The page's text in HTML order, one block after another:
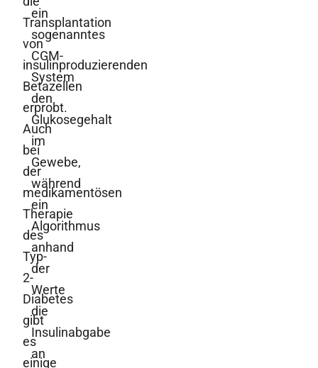
Transplantation
von
insulinproduzierenden
Betazellen
erprobt.
Auch
bei
der
medikamentösen
Therapie
des
Typ-
2-
Diabetes
gibt
es
einige
ein
sogenanntes
CGM-
System
den
Glukosegehalt
im
Gewebe,
während
ein
Algorithmus
anhand
der
Werte
die
Insulinabgabe
an